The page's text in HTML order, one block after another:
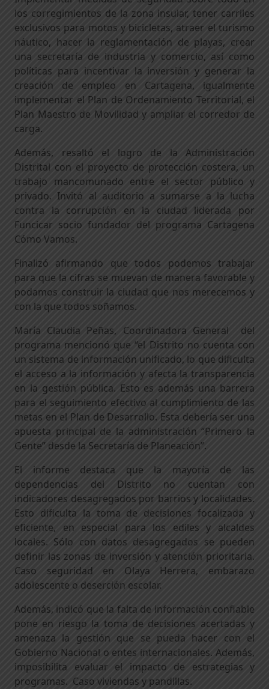
los corregimientos de la zona insular, tener carriles
exclusivos para motos y bicicletas, atraer el turismo
náutico, hacer la reglamentación de playas, crear
una secretaría de industria y comercio, así como
políticas para incentivar la inversión y generar la
creación de empleo en Cartagena, igualmente
implementar el Plan de Ordenamiento Territorial, el
Plan Maestro de Movilidad y ampliar el corredor de
carga.
Además, resaltó el logro de la Administración
Distrital con el proyecto de protección costera, un
trabajo mancomunado entre el sector público y
privado. Invitó al auditorio a sumarse a la lucha
contra la corrupción en la ciudad liderada por
Funcicar socio fundador del programa Cartagena
Cómo Vamos.
Finalizó afirmando que todos podemos trabajar
para que la cifras se muevan de manera favorable y
podamos construir la ciudad que nos merecemos y
con la que todos soñamos.
María Claudia Peñas, Coordinadora General del
programa mencionó que “el Distrito no cuenta con
un sistema de información unificado, lo que dificulta
el acceso a la información y afecta la transparencia
en la gestión pública. Esto es además una barrera
para el seguimiento efectivo al cumplimiento de las
metas en el Plan de Desarrollo. Esta debería ser una
apuesta principal de la administración “Primero la
Gente” desde la Secretaría de Planeación”.
El informe destaca que la mayoría de las
dependencias del Distrito no cuentan con
indicadores desagregados por barrios y localidades.
Esto dificulta la toma de decisiones focalizada y
eficiente, en especial para los ediles y alcaldes
locales. Sólo con datos desagregados se pueden
definir las zonas de inversión y atención prioritaria.
Caso seguridad en Olaya Herrera, embarazo
adolescente o deserción escolar.
Además, indicó que la falta de información confiable
pone en riesgo la toma de decisiones acertadas y
amenaza la gestión que se pueda hacer con el
Gobierno Nacional o entes internacionales. Además,
imposibilita evaluar el impacto de estrategias y
programas. Caso viviendas y pandillas.